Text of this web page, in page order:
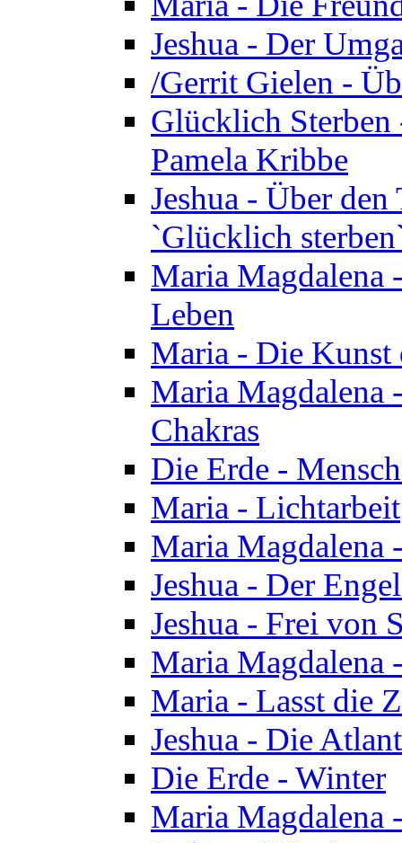
Jeshua - Der
/Gerrit Gielen -
Glücklich
Pamela Kribbe
Jeshua - Über
`Glücklich
Maria Magdalena
Leben
Maria - Die Kunst
Maria Magdalena
Chakras
Die Erde -
Maria - Lichtarbeit
Maria Magdalena
Jeshua - Der
Jeshua - Frei von
Maria Magdalena
Maria - Lasst die
Jeshua - Die
Die Erde - Winter
Maria Magdalena